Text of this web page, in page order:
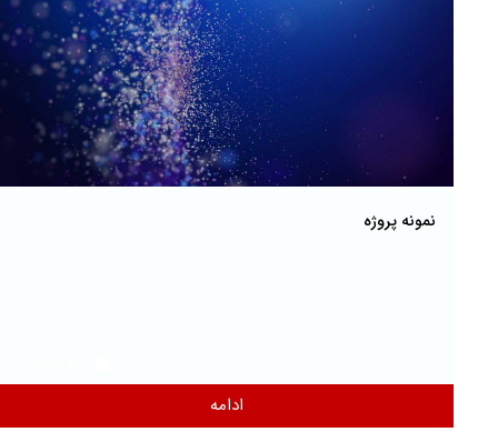
نمونه پروژه
ادامه